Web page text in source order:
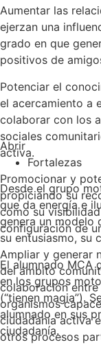
Aumentar las
ejerzan una
grado en que
positivos de
Potenciar el
el acercamiento a
colaborar con los
sociales
activa.
Promocionar y
propiciando su
como su
configuración de
Ampliar y generar
del ámbito
colaboración
organismos
ciudadanía activa
otros procesos
Abrir
Fortalezas
Desde el grupo
que da energía e
genera un modelo
su entusiasmo, su
El alumnado MCA
en los grupos
(“tienen magia”).
alumnado en sus
ciudadanía.